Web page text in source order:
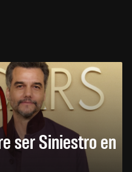
ser Siniestro en